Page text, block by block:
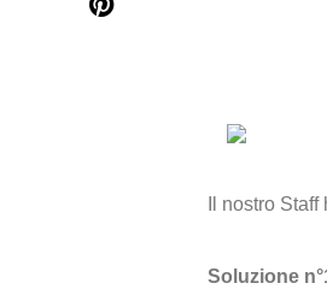
Il nostro
Soluzione